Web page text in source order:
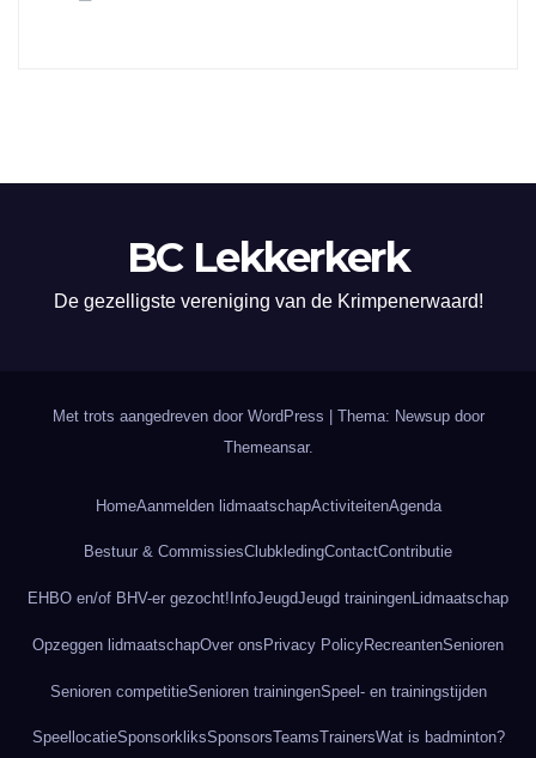
BC Lekkerkerk
De gezelligste vereniging van de Krimpenerwaard!
Met trots aangedreven door WordPress
Thema: Newsup door
Themeansar.
HomeAanmelden lidmaatschapActiviteitenAgenda
Bestuur & CommissiesClubkledingContactContributie
EHBO en/of BHV-er gezocht! InfoJeugdJeugd trainingenLidmaatschap
Opzeggen lidmaatschapOver ons Privacy PolicyRecreantenSenioren
Senioren competitieSenioren trainingenSpeel- en trainingstijden
SpeellocatieSponsorkliksSponsorsTeamsTrainersWat is badminton?